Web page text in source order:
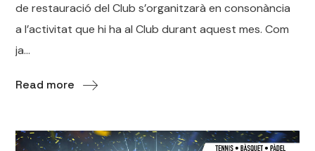
de restauració del Club s’organitzarà en consonància
a l’activitat que hi ha al Club durant aquest mes. Com
ja...
Read more